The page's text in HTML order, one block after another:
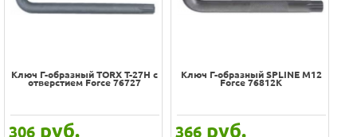
Aist
NEO
Ключ Г-образный TORX T-27H с
отверстием Force 76727
306 руб.
Ключ Г-образный SPLINE M12
Force 76812K
366 руб.